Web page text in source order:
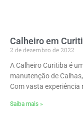
Calheiro em
2 de dezembro de 2022
A Calheiro Curitiba é
manutenção de
Com vasta
Saiba mais »